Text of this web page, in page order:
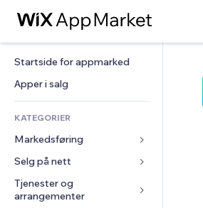
Startside for appmarked
Apper i salg
KATEGORIER
Markedsføring
Annonser
Mobil
Analyser
Selg på nett
Apper for butikker
Frakt og levering
Tjenester og
arrangementer